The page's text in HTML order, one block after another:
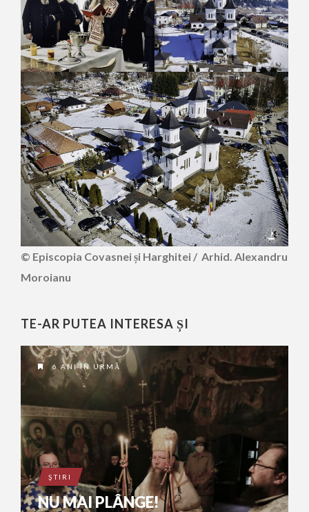
© Episcopia Covasnei și Harghitei / Arhid. Alexandru
Moroianu
TE-AR PUTEA INTERESA ȘI
6 ANI ÎN URMĂ
ŞTIRI
NU MAI PLÂNGE!